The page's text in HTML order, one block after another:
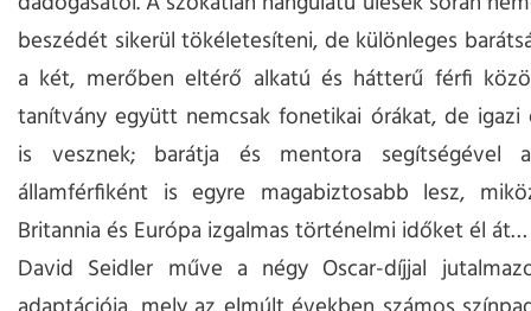
beszédét sikerül tökéletesíteni, de különleges
a két, merőben eltérő alkatú és hátterű férfi
tanítvány együtt nemcsak fonetikai órákat, de igazi
is vesznek; barátja és mentora segítségével
államférfiként is egyre magabiztosabb lesz,
Britannia és Európa izgalmas történelmi időket él át…
David Seidler műve a négy Oscar-díjjal